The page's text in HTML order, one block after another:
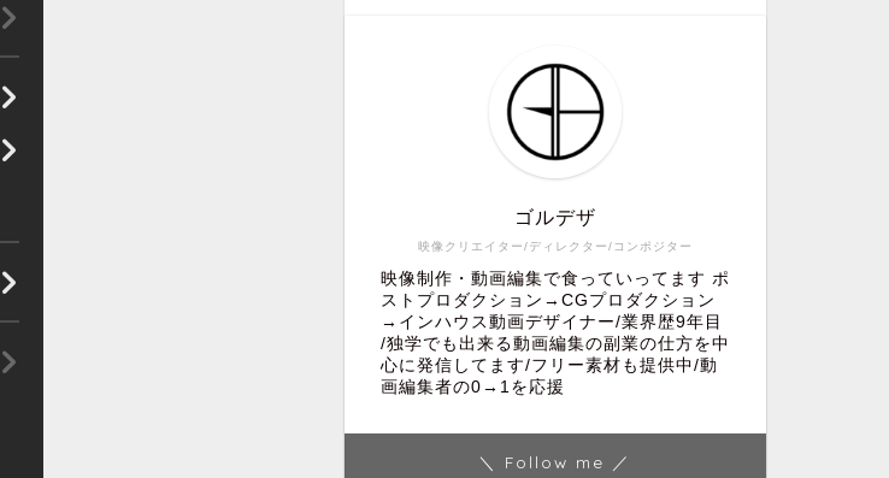
映像クリエイター/ディレクター/コンポジター
ゴルデザ
映像制作・動画編集で食っていってます ポ
ストプロダクション→CGプロダクション
→インハウス動画デザイナー/業界歴9年目
/独学でも出来る動画編集の副業の仕方を中
心に発信してます/フリー素材も提供中/動
画編集者の0→1を応援
＼ Follow me ／